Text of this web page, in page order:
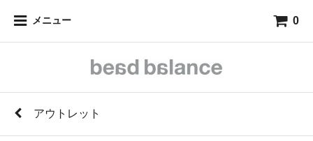
メニュー 0
アウトレット